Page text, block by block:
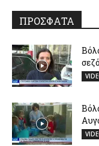
ΠΡΟΣΦΑΤΑ